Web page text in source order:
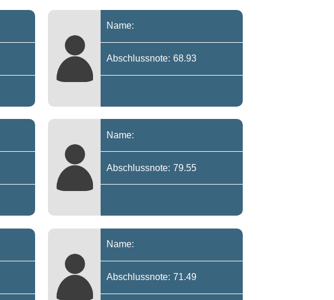
Name:
Abschlussnote: 68.93
Name:
Abschlussnote: 79.55
Name:
Abschlussnote: 71.49